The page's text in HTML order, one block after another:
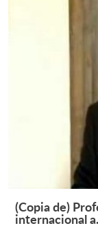
(Copia de)
internacional